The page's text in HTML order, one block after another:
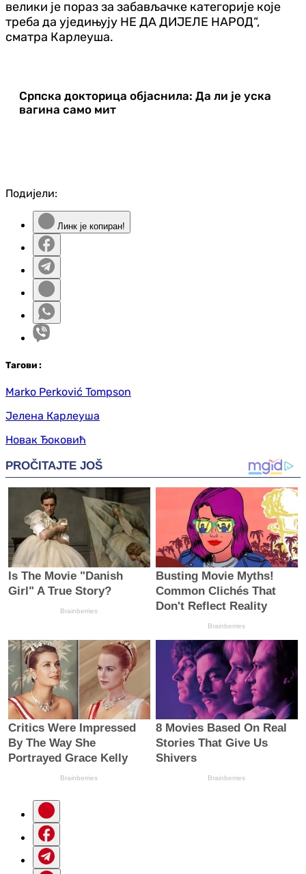
велики је пораз за забављачке категорије које
треба да уједињују НЕ ДА ДИЈЕЛЕ НАРОД“,
сматра Карлеуша.
Српска докторица објаснила: Да ли је уска
вагина само мит
Подијели:
Линк је копиран!
Тагови :
Marko Perković Tompson
Јелена Карлеуша
Новак Ђоковић